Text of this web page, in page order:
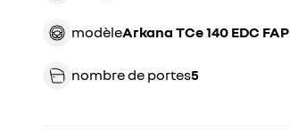
modèle Arkana TCe 140 EDC FAP
nombre de portes5